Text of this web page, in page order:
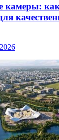
камеры: